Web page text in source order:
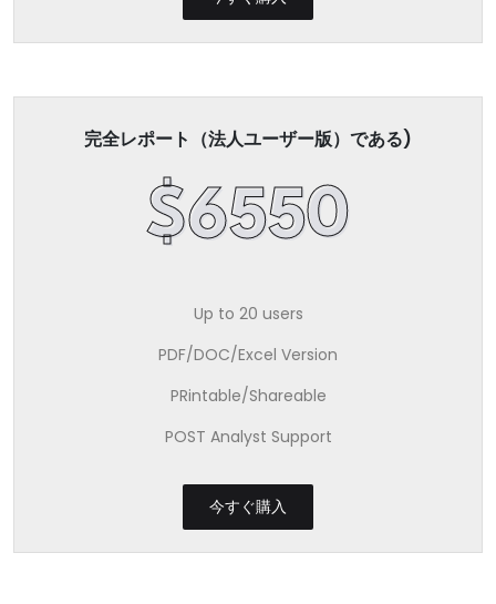
完全レポート（法人ユーザー版）である)
$6550
Up to 20 users
PDF/DOC/Excel Version
PRintable/Shareable
POST Analyst Support
今すぐ購入